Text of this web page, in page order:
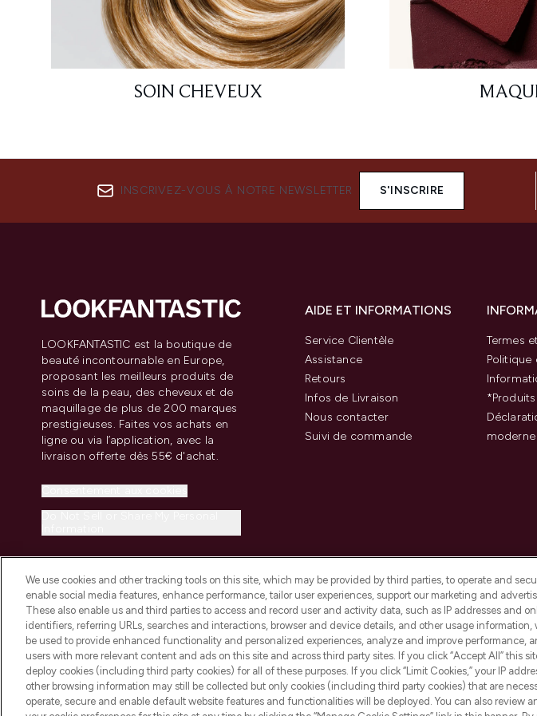
SOIN CHEVEUX
INSCRIVEZ-VOUS À NOTRE NEWSLETTER S'INSCRIRE
LOOKFANTASTIC est la boutique de
beauté incontournable en Europe,
proposant les meilleurs produits de
soins de la peau, des cheveux et de
maquillage de plus de 200 marques
prestigieuses. Faites vos achats en
ligne ou via l’application, avec la
livraison offerte dès 55€ d'achat.
AIDE ET INFORMATIONS
Service Clientèle
Assistance
Retours
Infos de Livraison
Nous contacter
Suivi de commande
Termes
Politique
moderne
2026 THG Beauty Europe GmbH Maximilianstrasse 54 80538 Munich
We use cookies and other tracking tools on this site, which may be provided by third parties, to operate and
enable social media features, enhance performance, tailor user experiences, support our marketing and
These also enable us and third parties to access and record user and activity data, such as IP addresses and
identifiers, referring URLs, searches and interactions, browser and device details, and other usage information,
be used to provide enhanced functionality and personalized experiences, analyze and improve performance,
users with more relevant content and ads on this site and across third party sites. If you click “Accept All” this
deploy cookies (including third party cookies) for all of these purposes. If you click “Limit Cookies,” your IP
other browsing information may still be collected but only cookies (including third party cookies) that are
operate, secure and enable default website features and functionalities will be deployed. You can also review